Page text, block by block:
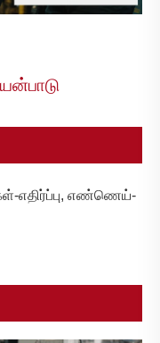
எதிர்ப்பு, எண்ணெய்-